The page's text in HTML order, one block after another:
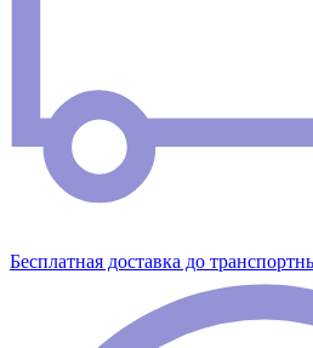
Бесплатная доставка до